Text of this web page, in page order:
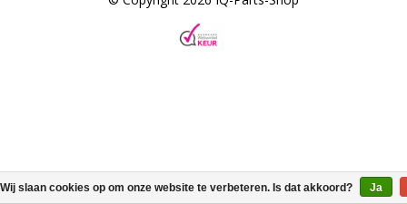
Wij slaan cookies op om onze website te verbeteren. Is dat akkoord? Ja